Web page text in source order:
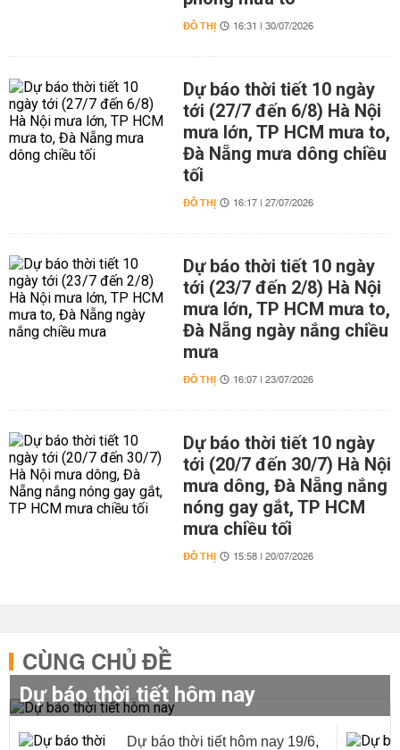
ĐÔ THỊ 16:31 | 30/07/2026
Dự báo thời tiết 10 ngày
tới (27/7 đến 6/8) Hà Nội
mưa lớn, TP HCM mưa to,
Đà Nẵng mưa dông chiều
tối
ĐÔ THỊ 16:17 | 27/07/2026
Dự báo thời tiết 10 ngày
tới (23/7 đến 2/8) Hà Nội
mưa lớn, TP HCM mưa to,
Đà Nẵng ngày nắng chiều
mưa
ĐÔ THỊ 16:07 | 23/07/2026
Dự báo thời tiết 10 ngày
tới (20/7 đến 30/7) Hà Nội
mưa dông, Đà Nẵng nắng
nóng gay gắt, TP HCM
mưa chiều tối
ĐÔ THỊ 15:58 | 20/07/2026
CÙNG CHỦ ĐỀ
Dự báo thời tiết hôm nay
Dự báo thời tiết hôm nay 19/6,